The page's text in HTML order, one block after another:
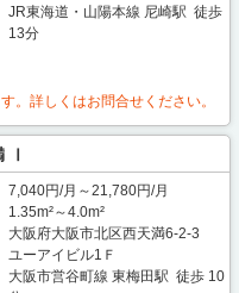
JR東海道・山陽本線 尼崎駅 徒歩
13分
。詳しくはお問合せください。
Ⅰ
7,040円/月～21,780円/月
1.35m²～4.0m²
大阪府大阪市北区西天満6-2-3
ユーアイビル1Ｆ
大阪市営谷町線 東梅田駅 徒歩 10